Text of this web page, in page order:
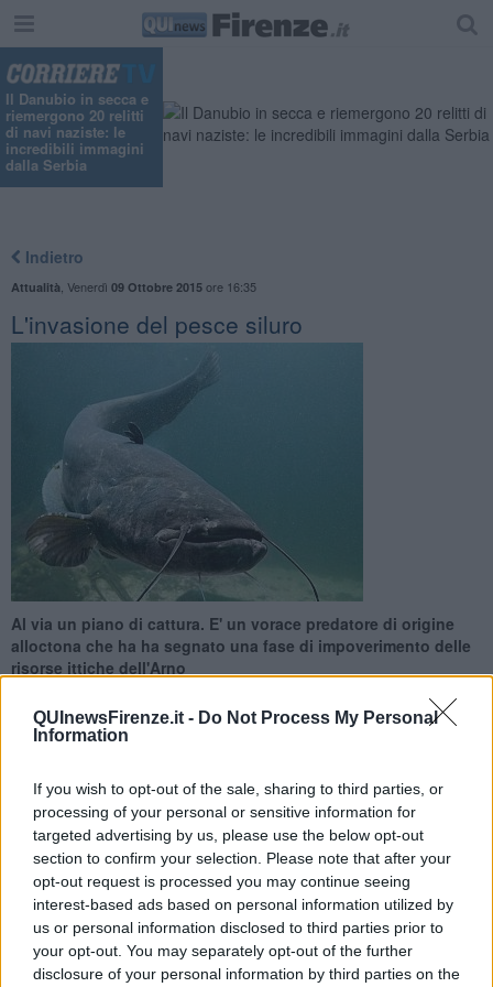
QUInewsFirenze.it - Do Not Process My Personal
Information
If you wish to opt-out of the sale, sharing to third parties, or
processing of your personal or sensitive information for
targeted advertising by us, please use the below opt-out
section to confirm your selection. Please note that after your
opt-out request is processed you may continue seeing
interest-based ads based on personal information utilized by
us or personal information disclosed to third parties prior to
your opt-out. You may separately opt-out of the further
disclosure of your personal information by third parties on the
Il Danubio in secca e
riemergono 20 relitti
di navi naziste: le
incredibili immagini
dalla Serbia
Indietro
Attualità Venerdì 09 Ottobre 2015ore 16:35
L'invasione del pesce siluro
Al via un piano di cattura. E' un vorace predatore di origine
alloctona che ha ha segnato una fase di impoverimento delle
risorse ittiche dell'Arno
FIRENZE —Città Metropolitana ed il Museo di Storia Naturale
dell'Università di Firenze , sotto il coordinamento scientifico della
dottoressaAnnamaria Nocita, stanno conducendocampagne di
controllo della specie
attraverso interventi di cattura
traslocazione degli individui in bacini di stoccaggio, grazie a
finanziamenti concessi dalla Regione Toscana.
La segnalazionedel pesce siluroanche in alcuni affluenti
dell'Arnoha portato adestendere gli interventi al fiume Greve,